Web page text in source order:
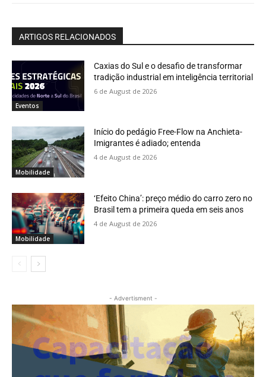
ARTIGOS RELACIONADOS
Eventos
Caxias do Sul e o desafio de transformar
tradição industrial em inteligência territorial
6 de August de 2026
Mobilidade
Início do pedágio Free-Flow na Anchieta-
Imigrantes é adiado; entenda
4 de August de 2026
Mobilidade
‘Efeito China’: preço médio do carro zero no
Brasil tem a primeira queda em seis anos
4 de August de 2026
- Advertisment -